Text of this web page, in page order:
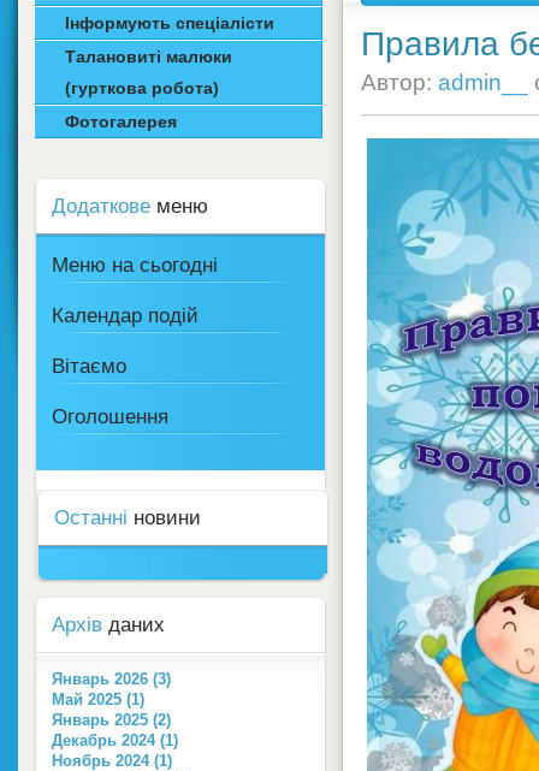
Правила
Автор: admin__
Інформують спеціалісти
Талановиті малюки
(гурткова робота)
Фотогалерея
Додаткове меню
Меню на сьогодні
Календар подій
Вітаємо
Оголошення
Останні новини
Архів даних
Январь 2026 (3)
Май 2025 (1)
Январь 2025 (2)
Декабрь 2024 (1)
Ноябрь 2024 (1)